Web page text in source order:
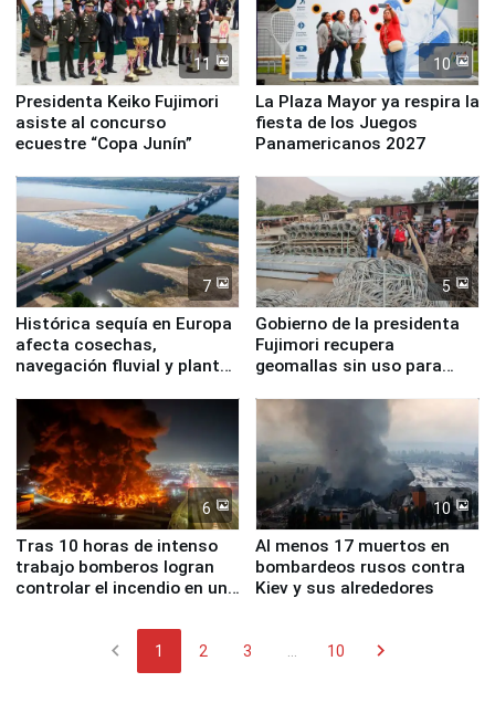
11
Presidenta Keiko Fujimori
asiste al concurso
ecuestre “Copa Junín”
10
La Plaza Mayor ya respira la
fiesta de los Juegos
Panamericanos 2027
7
Histórica sequía en Europa
afecta cosechas,
navegación fluvial y plantas
5
Gobierno de la presidenta
Fujimori recupera
geomallas sin uso para
Fenómeno El Niño
6
Tras 10 horas de intenso
trabajo bomberos logran
controlar el incendio en una
10
Al menos 17 muertos en
bombardeos rusos contra
Kiev y sus alrededores
chevron_left 1 2 3 10 chevron_right